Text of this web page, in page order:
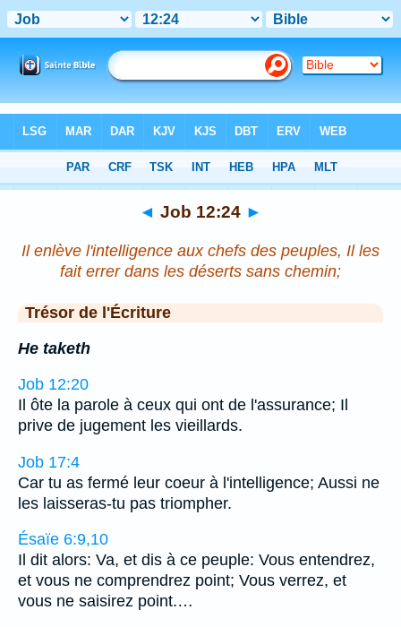
Chapitre 12 > Verset 24
◄ Job 12:24 ►
Il enlève l'intelligence aux chefs des peuples, Il les
fait errer dans les déserts sans chemin;
Trésor de l'Écriture
He taketh
Job 12:20
Il ôte la parole à ceux qui ont de l'assurance; Il
prive de jugement les vieillards.
Job 17:4
Car tu as fermé leur coeur à l'intelligence; Aussi ne
les laisseras-tu pas triompher.
Ésaïe 6:9,10
Il dit alors: Va, et dis à ce peuple: Vous entendrez,
et vous ne comprendrez point; Vous verrez, et
vous ne saisirez point.…